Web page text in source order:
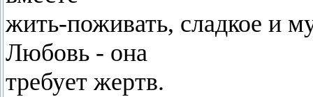
жить-поживать, сладкое и
Любовь - она
требует жертв.